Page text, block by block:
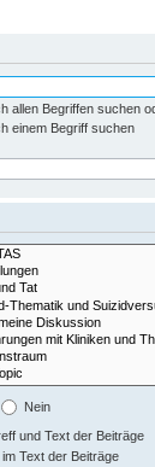
allen Begriffen suchen
einem Begriff suchen
Nein
und Text der Beiträge
im Text der Beiträge